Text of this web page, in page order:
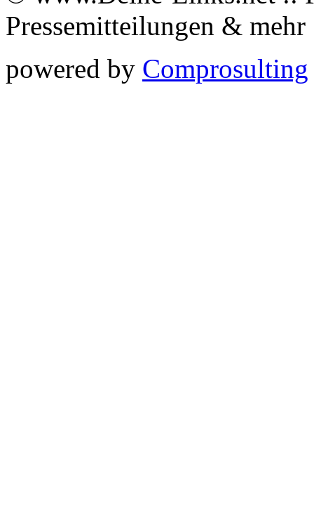
Pressemitteilungen &
powered by Comprosulting